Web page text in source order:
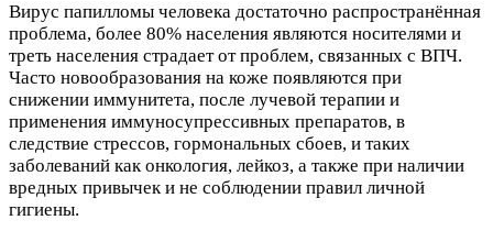
Вирус папилломы человека достаточно распространённая
проблема, более 80% населения являются носителями и
треть населения страдает от проблем, связанных с ВПЧ.
Часто новообразования на коже появляются при
снижении иммунитета, после лучевой терапии и
применения иммуносупрессивных препаратов, в
следствие стрессов, гормональных сбоев, и таких
заболеваний как онкология, лейкоз, а также при наличии
вредных привычек и не соблюдении правил личной
гигиены.